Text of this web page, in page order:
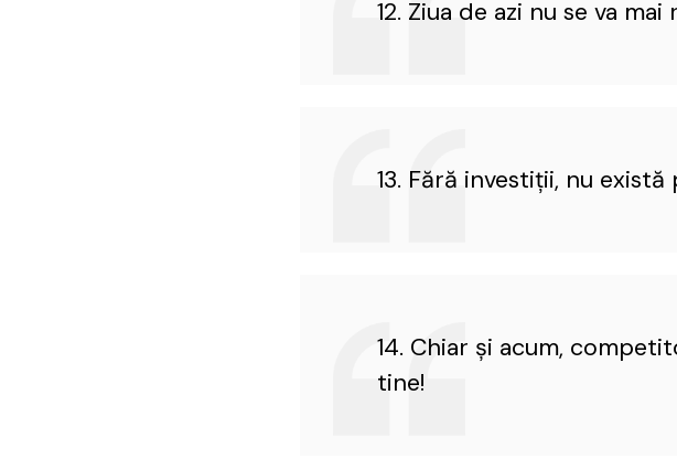
12. Ziua de azi nu se va
13. Fără investiții, nu
14. Chiar şi acum,
tine!